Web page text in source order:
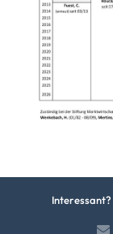
Interessant?